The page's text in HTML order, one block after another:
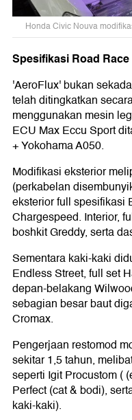
Honda Civic Nouva
Spesifikasi Road
'AeroFlux' bukan
telah ditingkatkan
menggunakan mesin
ECU Max Eccu Sport
+ Yokohama A050.
Modifikasi eksterior
(perkabelan
eksterior full spesifikasi
Chargespeed. Interior,
boshkit Greddy, serta
Sementara kaki-kaki
Endless Street, full set
depan-belakang
sebagian besar baut
Cromax.
Pengerjaan restomod
sekitar 1,5 tahun,
seperti Igit Procustom (
Perfect (cat & bodi),
kaki-kaki).